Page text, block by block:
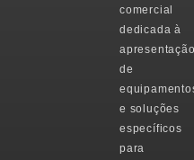
comercial
dedicada à
apresentação
de
e soluções
específicos
para